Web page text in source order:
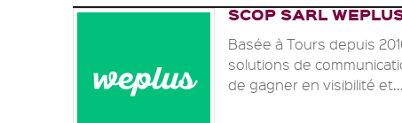
SCOP SARL
Basée à Tours depuis
solutions de
de gagner en visibilité et...